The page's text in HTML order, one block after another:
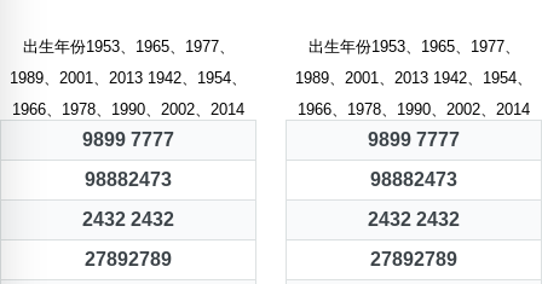
出生年份1953、1965、1977、
1989、2001、2013 1942、1954、
1966、1978、1990、2002、2014
9899 7777
98882473
2432 2432
27892789
出生年份1953、1965、1977、
1989、2001、2013 1942、1954、
1966、1978、1990、2002、2014
9899 7777
98882473
2432 2432
27892789